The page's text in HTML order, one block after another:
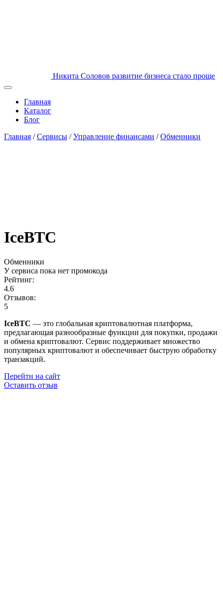
Никита Соловов развитие бизнеса стало проще
Главная
Каталог
Блог
Главная / Сервисы / Управление финансами / Обменники
IceBTC
Обменники
У сервиса пока нет промокода
Рейтинг:
4.6
Отзывов:
5
IceBTC — это глобальная криптовалютная платформа,
предлагающая разнообразные функции для покупки, продажи
и обмена криптовалют. Сервис поддерживает множество
популярных криптовалют и обеспечивает быструю обработку
транзакций.
Перейти на сайт
Оставить отзыв